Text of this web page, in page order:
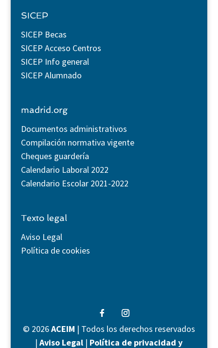
SICEP
SICEP Becas
SICEP Acceso Centros
SICEP Info general
SICEP Alumnado
madrid.org
Documentos administrativos
Compilación normativa vigente
Cheques guardería
Calendario Laboral 2022
Calendario Escolar 2021-2022
Texto legal
Aviso Legal
Política de cookies
© 2026ACEIM | Todos los derechos reservados
|Aviso Legal | Política de privacidad y